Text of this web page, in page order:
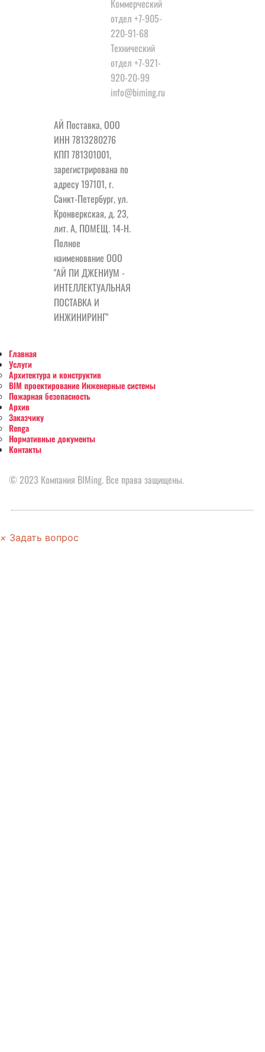
Коммерческий
отдел +7-905-
220-91-68
Технический
отдел +7-921-
920-20-99
info@biming.ru
АЙ Поставка, ООО
ИНН 7813280276
КПП 781301001,
зарегистрирована по
адресу 197101, г.
Санкт-Петербург, ул.
Кронверкская, д. 23,
лит. А, ПОМЕЩ. 14-Н.
Полное
наименоввние ООО
"АЙ ПИ ДЖЕНИУМ -
ИНТЕЛЛЕКТУАЛЬНАЯ
ПОСТАВКА И
ИНЖИНИРИНГ"
Главная
Услуги
Архитектура и конструктив
BIM проектирование Инженерные системы
Пожарная безопасность
Архив
Заказчику
Renga
Нормативные документы
Контакты
© 2023 Компания BIMing. Все права защищены.
× Задать вопрос